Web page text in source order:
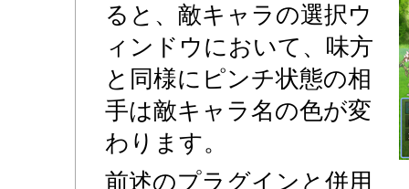
ると、敵キャラの選択ウ
ィンドウにおいて、味方
と同様にピンチ状態の相
手は敵キャラ名の色が変
わります。
前述のプラグインと併用